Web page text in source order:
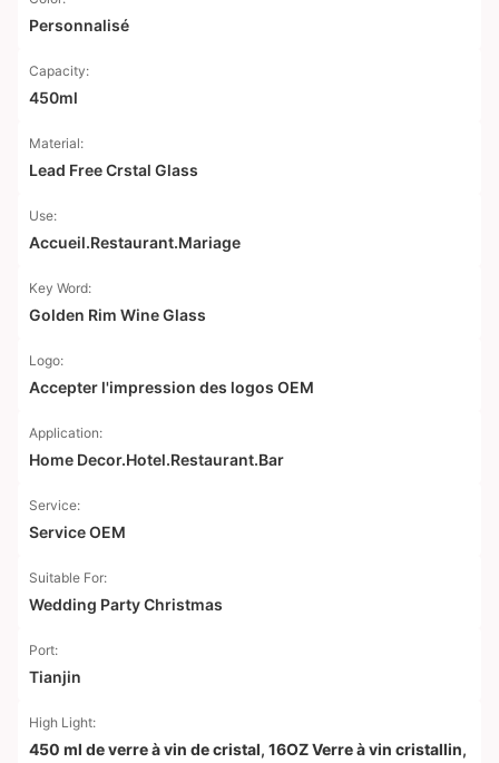
Personnalisé
Capacity:
450ml
Material:
Lead Free Crstal Glass
Use:
Accueil.Restaurant.Mariage
Key Word:
Golden Rim Wine Glass
Logo:
Accepter l'impression des logos OEM
Application:
Home Decor.Hotel.Restaurant.Bar
Service:
Service OEM
Suitable For:
Wedding Party Christmas
Port:
Tianjin
High Light:
450 ml de verre à vin de cristal, 16OZ Verre à vin cristallin,